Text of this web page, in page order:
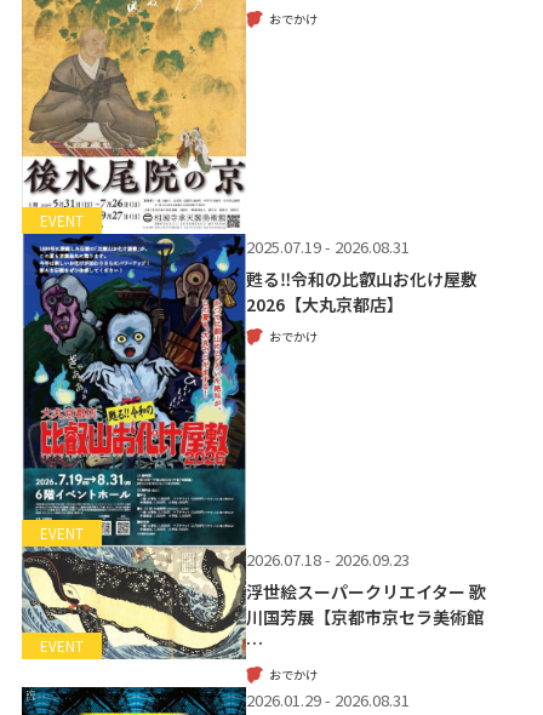
EVENT
おでかけ
EVENT
2025.07.19 - 2026.08.31
甦る‼令和の比叡山お化け屋敷
2026【大丸京都店】
おでかけ
EVENT
2026.07.18 - 2026.09.23
浮世絵スーパークリエイター 歌
川国芳展【京都市京セラ美術館
…
おでかけ
2026.01.29 - 2026.08.31